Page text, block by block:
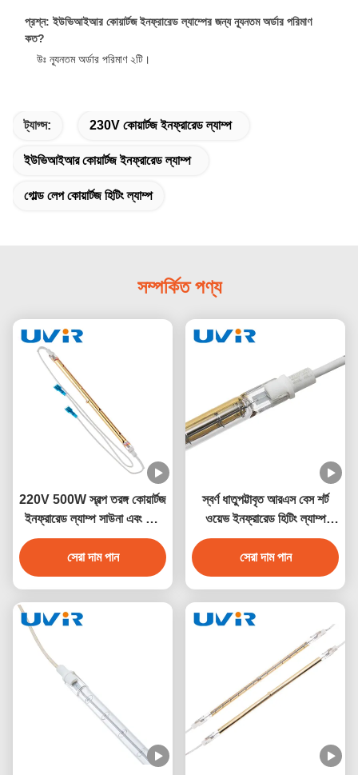
প্রশ্ন: ইউভিআইআর কোয়ার্টজ ইনফ্রারেড ল্যাম্পের জন্য ন্যূনতম অর্ডার পরিমাণ
কত?
উঃ ন্যূনতম অর্ডার পরিমাণ ২টি।
ট্যাগ্স: 230V কোয়ার্টজ ইনফ্রারেড ল্যাম্প
ইউভিআইআর কোয়ার্টজ ইনফ্রারেড ল্যাম্প
গোল্ড লেপ কোয়ার্টজ হিটিং ল্যাম্প
সম্পর্কিত পণ্য
220V 500W স্বল্প তরঙ্গ কোয়ার্টজ
ইনফ্রারেড ল্যাম্প সাউনা এবং শিল্প
গরম জন্য
সেরা দাম পান
স্বর্ণ ধাতুপট্টাবৃত আরএস বেস শর্ট
ওয়েভ ইনফ্রারেড হিটিং ল্যাম্প
500W 230V
সেরা দাম পান